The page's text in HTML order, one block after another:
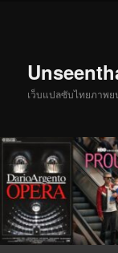
เว็บแปลซับไทยภาพย